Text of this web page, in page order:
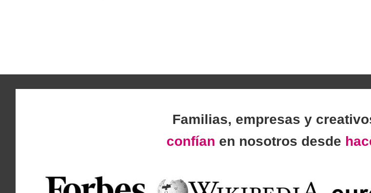
Familias, empresas y
confían en nosotros desde